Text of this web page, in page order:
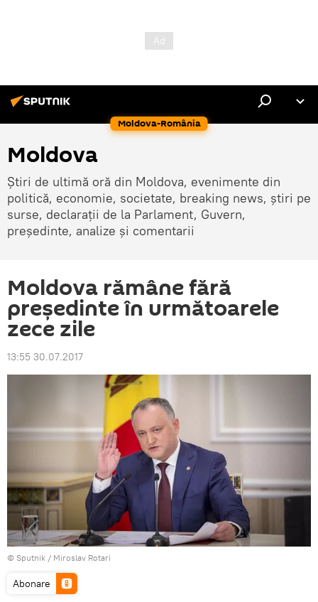
Moldova-România
Moldova
Știri de ultimă oră din Moldova, evenimente din
politică, economie, societate, breaking news, știri pe
surse, declarații de la Parlament, Guvern,
președinte, analize și comentarii
Moldova rămâne fără
preşedinte în următoarele
zece zile
13:55 30.07.2017
© Sputnik / Miroslav Rotari
Abonare